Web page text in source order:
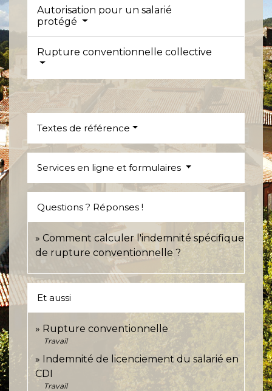
Autorisation pour un salarié
protégé
Rupture conventionnelle collective
Textes de référence
Services en ligne et formulaires
Questions ? Réponses !
Comment calculer l'indemnité spécifique
de rupture conventionnelle ?
Et aussi
Rupture conventionnelle
Travail
Indemnité de licenciement du salarié en
CDI
Travail